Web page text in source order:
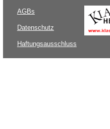
AGBs
Datenschutz
Haftungsausschluss